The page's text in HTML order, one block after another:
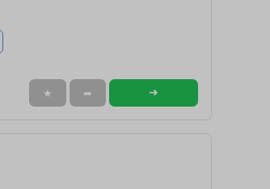
★ ➦ ➜